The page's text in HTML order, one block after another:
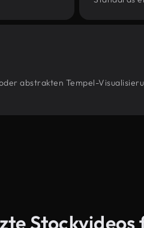
abstrakten Tempel-
Stockvideos